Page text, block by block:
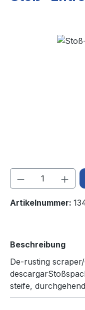
Bildergalerie
Produkt
Artikelnummer:
Beschreibung
De-rusting
steife,